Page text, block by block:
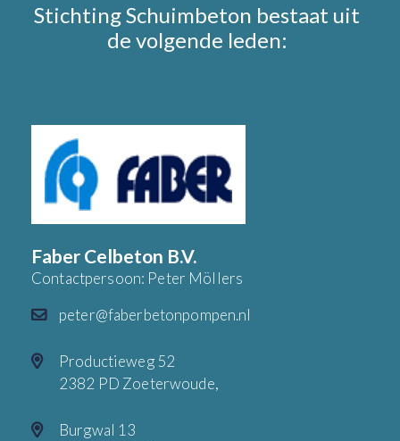
Stichting Schuimbeton bestaat uit
de volgende leden:
Faber Celbeton B.V.
Contactpersoon: Peter Möllers
peter@faberbetonpompen.nl
Productieweg 52
2382 PD Zoeterwoude,
Burgwal 13